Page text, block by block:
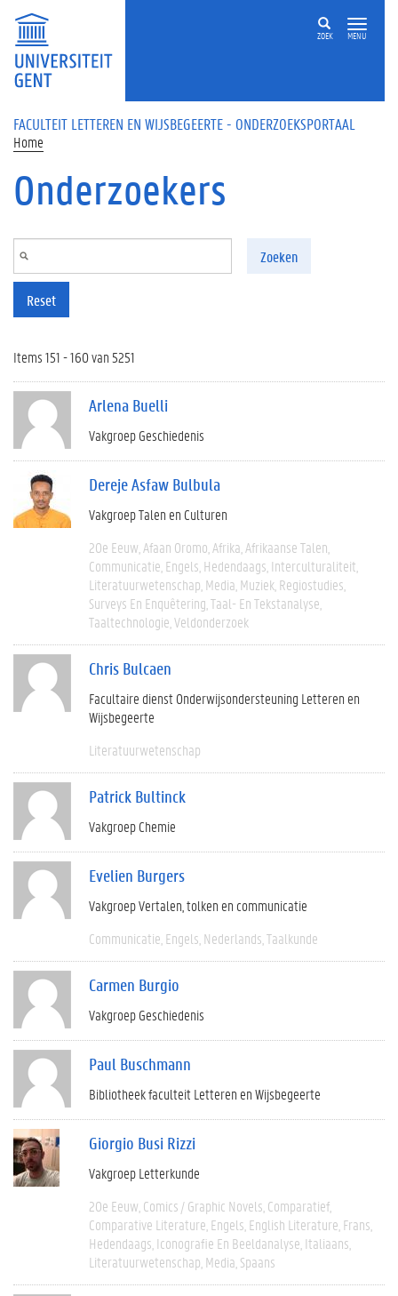
Overslaan en naar de inhoud gaan
ZOEK MENU
FACULTEIT LETTEREN EN WIJSBEGEERTE - ONDERZOEKSPORTAAL
Home
Onderzoekers
Zoeken
Reset
Items 151 - 160 van 5251
Arlena Buelli
Vakgroep Geschiedenis
Dereje Asfaw Bulbula
Vakgroep Talen en Culturen
20e Eeuw Afaan Oromo Afrika Afrikaanse Talen
Communicatie Engels Hedendaags Interculturaliteit
Literatuurwetenschap Media Muziek Regiostudies
Surveys En Enquêtering Taal- En Tekstanalyse
Taaltechnologie Veldonderzoek
Chris Bulcaen
Facultaire dienst Onderwijsondersteuning Letteren en
Wijsbegeerte
Literatuurwetenschap
Patrick Bultinck
Vakgroep Chemie
Evelien Burgers
Vakgroep Vertalen, tolken en communicatie
Communicatie Engels Nederlands Taalkunde
Carmen Burgio
Vakgroep Geschiedenis
Paul Buschmann
Bibliotheek faculteit Letteren en Wijsbegeerte
Giorgio Busi Rizzi
Vakgroep Letterkunde
20e Eeuw Comics / Graphic Novels Comparatief
Comparative Literature Engels English Literature Frans
Hedendaags Iconografie En Beeldanalyse Italiaans
Literatuurwetenschap Media Spaans